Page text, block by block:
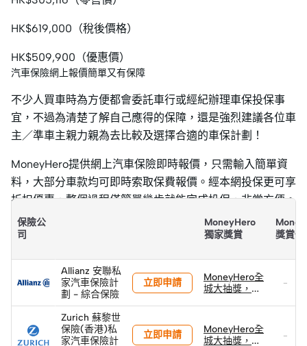
HK$619,000（稅後價格）
HK$509,900（優惠價）
汽車保險網上報價簡單又有保障
不少人買車時為方便都會委託車行或經紀辦理車保投保事
宜，不過為清楚了解自己應得的保障，還是強烈建議各位車
主／準車主親力親為去比較及選擇合適的車保計劃！
MoneyHero提供網上汽車保險即時報價，只需輸入簡單資
料，大部分車款均可即時索取保費報價。經本網投保更可享
折扣優惠，整個過程僅簡單幾步就能完成投保，非常方便。
保險公
司
MoneyHero
獨家獎賞
獎賞價
Allianz 安聯私
家汽車保險計
劃 - 綜合保險
立即申請
MoneyHero全
城大抽獎，投
及 總值港元
80萬+獎品!
-
Zurich 蘇黎世
保險(香港)私
家汽車保險計
立即申請
MoneyHero全
城大抽獎，投
-